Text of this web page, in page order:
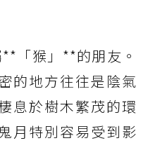
「猴」**的朋友。
的地方往往是陰氣
息於樹木繁茂的環
月特別容易受到影